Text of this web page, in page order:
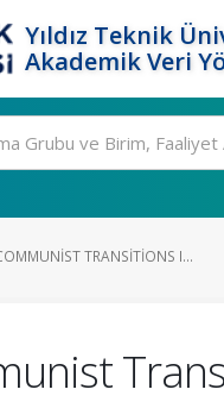
Yıldız Teknik
Akademik Veri
TRANSITIONS I...